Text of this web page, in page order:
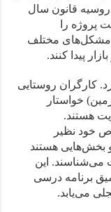
قانون سال
را
مشکل‌های مختلف
پیدا کنند.
روستایی
خواستار
هستند.
نظیر
هستند
این
برنامه درسی
می‌یابد.